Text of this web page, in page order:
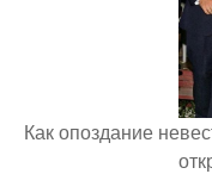
Как опоздание